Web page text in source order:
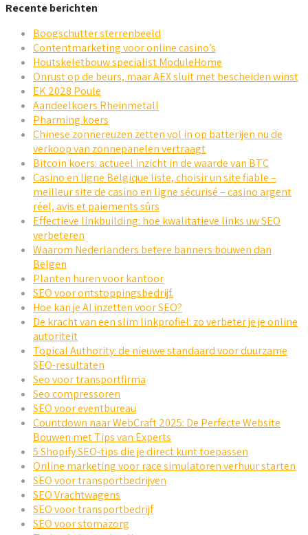
Recente berichten
Boogschutter sterrenbeeld
Contentmarketing voor online casino’s
Houtskeletbouw specialist ModuleHome
Onrust op de beurs, maar AEX sluit met bescheiden winst
EK 2028 Poule
Aandeelkoers Rheinmetall
Pharming koers
Chinese zonnereuzen zetten vol in op batterijen nu de
verkoop van zonnepanelen vertraagt
Bitcoin koers: actueel inzicht in de waarde van BTC
Casino en ligne Belgique liste, choisir un site fiable –
meilleur site de casino en ligne sécurisé – casino argent
réel, avis et paiements sûrs
Effectieve linkbuilding: hoe kwalitatieve links uw SEO
verbeteren
Waarom Nederlanders betere banners bouwen dan
Belgen
Planten huren voor kantoor
SEO voor ontstoppingsbedrijf.
Hoe kan je AI inzetten voor SEO?
De kracht van een slim linkprofiel: zo verbeter je je online
autoriteit
Topical Authority: de nieuwe standaard voor duurzame
SEO-resultaten
Seo voor transportfirma
Seo compressoren
SEO voor eventbureau
Countdown naar WebCraft 2025: De Perfecte Website
Bouwen met Tips van Experts
5 Shopify SEO-tips die je direct kunt toepassen
Online marketing voor race simulatoren verhuur starten
SEO voor transportbedrijven
SEO Vrachtwagens
SEO voor transportbedrijf
SEO voor stomazorg